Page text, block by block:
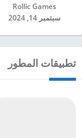
Rollic Games‏
سبتمبر 14, 2024
تطبيقات المطور